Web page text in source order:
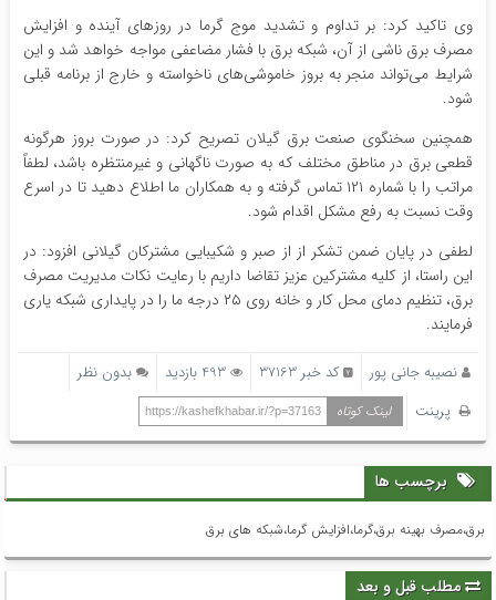
وی تاکید کرد: بر تداوم و تشدید موج گرما در روزهای آینده و افزایش
مصرف برق ناشی از آن، شبکه برق با فشار مضاعفی مواجه خواهد شد و این
شرایط می‌تواند منجر به بروز خاموشی‌های ناخواسته و خارج از برنامه قبلی
شود.
همچنین سخنگوی صنعت برق گیلان تصریح کرد: در صورت بروز هرگونه
قطعی برق در مناطق مختلف که به صورت ناگهانی و غیرمنتظره باشد، لطفاً
مراتب را با شماره ۱۲۱ تماس گرفته و به همکاران ما اطلاع دهید تا در اسرع
وقت نسبت به رفع مشکل اقدام شود.
لطفی در پایان ضمن تشکر از از صبر و شکیبایی مشترکان گیلانی افزود: در
این راستا، از کلیه مشترکین عزیز تقاضا داریم با رعایت نکات مدیریت مصرف
برق، تنظیم دمای محل کار و خانه روی ۲۵ درجه ما را در پایداری شبکه یاری
فرمایند.
نصیبه جانی پور کد خبر 37163 493 بازدید
بدون نظر
پرینت
لینک کوتاه https://kashefkhabar.ir/?p=37163
برچسب ها
برق،مصرف بهینه برق،گرما،افزایش گرما،شبکه های برق
مطلب قبل و بعد